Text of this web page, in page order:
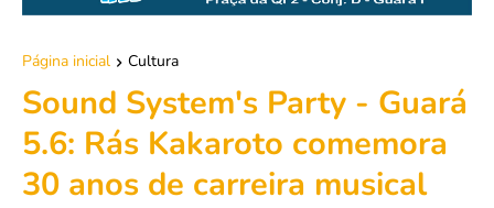
Página inicial Cultura
Sound System's Party - Guará
5.6: Rás Kakaroto comemora
30 anos de carreira musical